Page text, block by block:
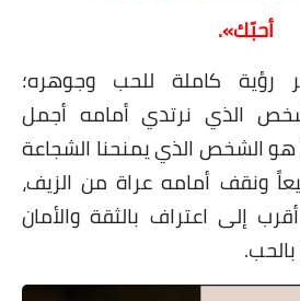
أحبّك».
رؤية كاملة للحب وجوهره؛
الذي نرتدي أمامه أجمل
هو الشخص الذي يمنحنا الشجاعة
ونقف أمامه عراة من الزيف،
إلى اعتراف بالثقة والأمان